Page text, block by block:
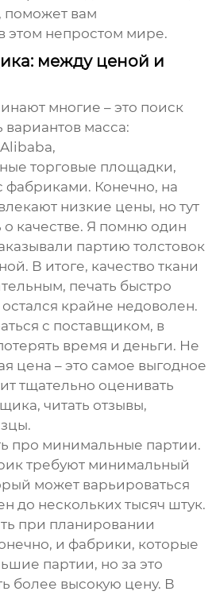
поможет вам
этом непростом мире.
между ценой и
многие – это поиск
масса:
торговые площадки,
фабриками. Конечно, на
низкие цены, но тут
о качестве. Я помню один
партию толстовок
В итоге, качество ткани
печать быстро
крайне недоволен.
с поставщиком, в
время и деньги. Не
цена – это самое выгодное
тщательно оценивать
читать отзывы,
про минимальные партии.
требуют минимальный
может варьироваться
до нескольких тысяч штук.
при планировании
и фабрики, которые
партии, но за это
более высокую цену. В